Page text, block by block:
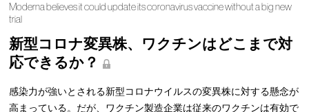
Moderna believes it could update its coronavirus vaccine without a big new
trial
新型コロナ変異株、ワクチンはどこまで対
応できるか？
感染力が強いとされる新型コロナウイルスの変異株に対する懸念が
高まっている。だが、ワクチン製造企業は従来のワクチンは有効で